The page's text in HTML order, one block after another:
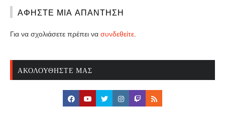
ΑΦΉΣΤΕ ΜΙΑ ΑΠΆΝΤΗΣΗ
Για να σχολιάσετε πρέπει να συνδεθείτε
ΑΚΟΛΟΥΘΉΣΤΕ ΜΑΣ